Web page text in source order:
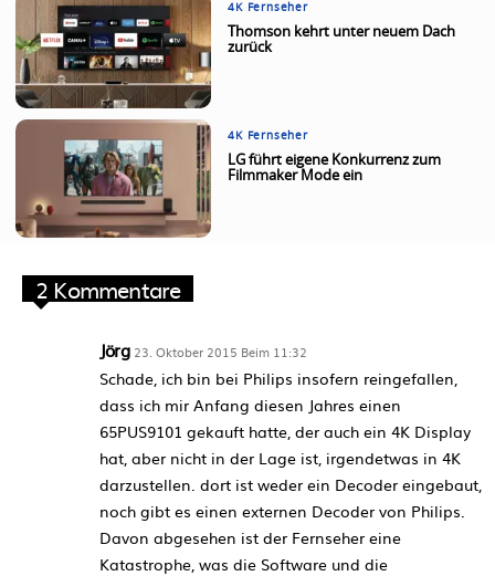
4K Fernseher
Thomson kehrt unter neuem Dach
zurück
4K Fernseher
LG führt eigene Konkurrenz zum
Filmmaker Mode ein
2 Kommentare
Jörg 23. Oktober 2015 Beim 11:32
Schade, ich bin bei Philips insofern reingefallen,
dass ich mir Anfang diesen Jahres einen
65PUS9101 gekauft hatte, der auch ein 4K Display
hat, aber nicht in der Lage ist, irgendetwas in 4K
darzustellen. dort ist weder ein Decoder eingebaut,
noch gibt es einen externen Decoder von Philips.
Davon abgesehen ist der Fernseher eine
Katastrophe, was die Software und die